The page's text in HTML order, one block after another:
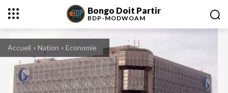
Bongo Doit Partir
BDP-MODWOAM
Accueil Nation Economie